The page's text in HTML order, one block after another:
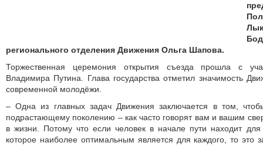
регионального отделения Движения Ольга Шапова.
Торжественная церемония открытия съезда прошла с
Владимира Путина. Глава государства отметил значимость
современной молодёжи.
– Одна из главных задач Движения заключается в том,
подрастающему поколению – как часто говорят вам и вашим
в жизни. Потому что если человек в начале пути находит
которое наиболее оптимальным является для каждого, то это